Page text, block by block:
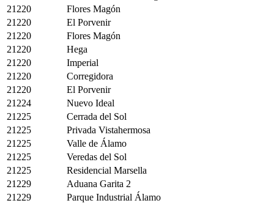
21220
Flores Magón
21220
El Porvenir
21220
Flores Magón
21220
Hega
21220
Imperial
21220
Corregidora
21220
El Porvenir
21224
Nuevo Ideal
21225
Cerrada del Sol
21225
Privada Vistahermosa
21225
Valle de Álamo
21225
Veredas del Sol
21225
Residencial Marsella
21229
Aduana Garita 2
21229
Parque Industrial Álamo